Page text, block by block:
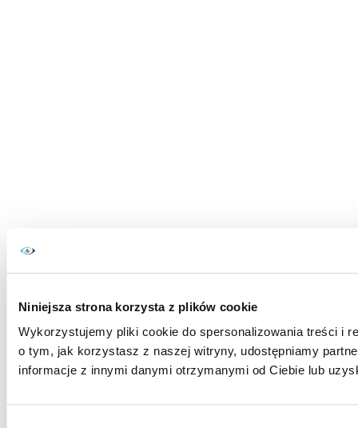
Niniejsza strona korzysta z plików cookie
Wykorzystujemy pliki cookie do spersonalizowania treści i
o tym, jak korzystasz z naszej witryny, udostępniamy
informacje z innymi danymi otrzymanymi od Ciebie lub